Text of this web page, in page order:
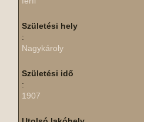
Születési hely
:
Nagykároly
Születési idő
:
1907